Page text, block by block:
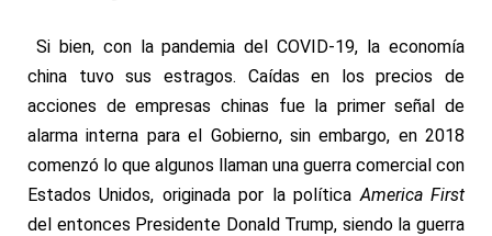
Si bien, con la pandemia del COVID-19, la economía
china tuvo sus estragos. Caídas en los precios de
acciones de empresas chinas fue la primer señal de
alarma interna para el Gobierno, sin embargo, en 2018
comenzó lo que algunos llaman una guerra comercial con
Estados Unidos, originada por la política America First
del entonces Presidente Donald Trump, siendo la guerra